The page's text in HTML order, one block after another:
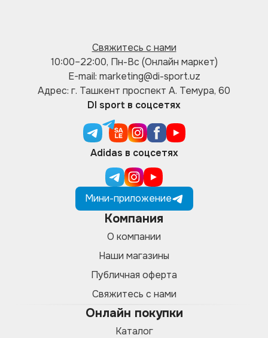
Свяжитесь с нами
10:00–22:00, Пн-Вс (Онлайн маркет)
E-mail: marketing@di-sport.uz
Адрес: г. Ташкент проспект А. Темура, 60
DI sport в соцсетях
Adidas в соцсетях
Мини-приложение
Компания
О компании
Наши магазины
Публичная оферта
Свяжитесь с нами
Онлайн покупки
Каталог